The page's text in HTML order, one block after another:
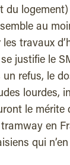
du
au
travaux
se justifie le
un refus, le
lourdes,
le mérite
en
qui